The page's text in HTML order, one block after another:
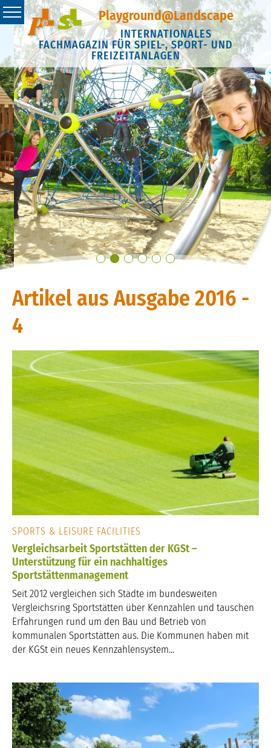
Playground@Landscape
INTERNATIONALES
FACHMAGAZIN FÜR SPIEL-, SPORT- UND
FREIZEITANLAGEN
Artikel aus Ausgabe 2016 -
4
SPORTS & LEISURE FACILITIES
Vergleichsarbeit Sportstätten der KGSt –
Unterstützung für ein nachhaltiges
Sportstättenmanagement
Seit 2012 vergleichen sich Städte im bundesweiten
Vergleichsring Sportstätten über Kennzahlen und tauschen
Erfahrungen rund um den Bau und Betrieb von
kommunalen Sportstätten aus. Die Kommunen haben mit
der KGSt ein neues Kennzahlensystem...